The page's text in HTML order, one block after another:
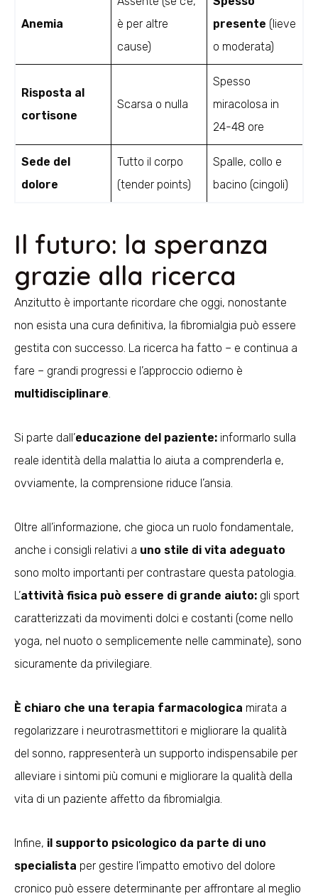
Anemia
è per altre
cause)
presente (lieve
o moderata)
Risposta al
cortisone
Scarsa o nulla
Spesso
miracolosa in
24-48 ore
Sede del
dolore
Tutto il corpo
(tender points)
Spalle, collo e
bacino (cingoli)
Il futuro: la speranza
grazie alla ricerca
Anzitutto è importante ricordare che oggi, nonostante
non esista una cura definitiva, la fibromialgia può essere
gestita con successo. La ricerca ha fatto – e continua a
fare – grandi progressi e l’approccio odierno è
multidisciplinare
Si parte dall’educazione del paziente: informarlo sulla
reale identità della malattia lo aiuta a comprenderla e,
ovviamente, la comprensione riduce l’ansia.
Oltre all’informazione, che gioca un ruolo fondamentale,
anche i consigli relativi a uno stile di vita adeguato
sono molto importanti per contrastare questa patologia.
L’attività fisica può essere di grande aiuto: gli sport
caratterizzati da movimenti dolci e costanti (come nello
yoga, nel nuoto o semplicemente nelle camminate), sono
sicuramente da privilegiare.
È chiaro che una terapia farmacologica mirata a
regolarizzare i neurotrasmettitori e migliorare la qualità
del sonno, rappresenterà un supporto indispensabile per
alleviare i sintomi più comuni e migliorare la qualità della
vita di un paziente affetto da fibromialgia.
Infine, il supporto psicologico da parte di uno
specialista per gestire l’impatto emotivo del dolore
cronico può essere determinante per affrontare al meglio